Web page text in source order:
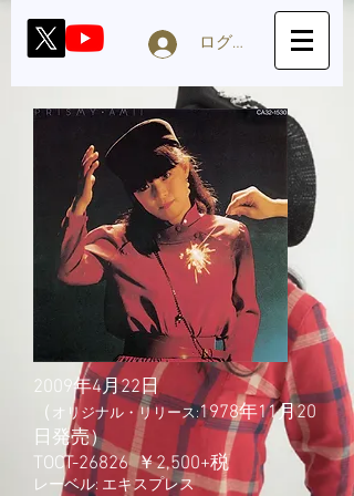
ログイン
2009年4月22日
（ オリジナル・リリース:1978年11月20
日発売）
TOCT-26826 ￥2,500+税
レーベル: エキスプレス